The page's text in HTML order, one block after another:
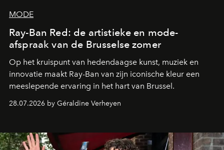
MODE
Ray-Ban Red: de artistieke en mode-
afspraak van de Brusselse zomer
Op het kruispunt van hedendaagse kunst, muziek en
innovatie maakt Ray-Ban van zijn iconische kleur een
meeslepende ervaring in het hart van Brussel.
28.07.2026 by Géraldine Verheyen